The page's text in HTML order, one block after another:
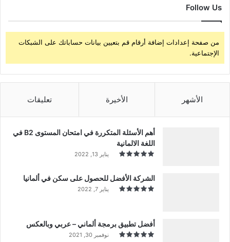
Follow Us
من صفحة إعدادات إضافة أرقام قم بتعيين بيانات حساباتك على الشبكات
الإجتماعية.
الأشهر الأخيرة تعليقات
أهم الأسئلة المتكررة في امتحان المستوى B2 في
اللغة الالمانية
يناير 13, 2022
الشركة الأفضل للحصول على سكن في ألمانيا
يناير 7, 2022
أفضل تطبيق برمجة ألماني – عربي وبالعكس
نوفمبر 30, 2021